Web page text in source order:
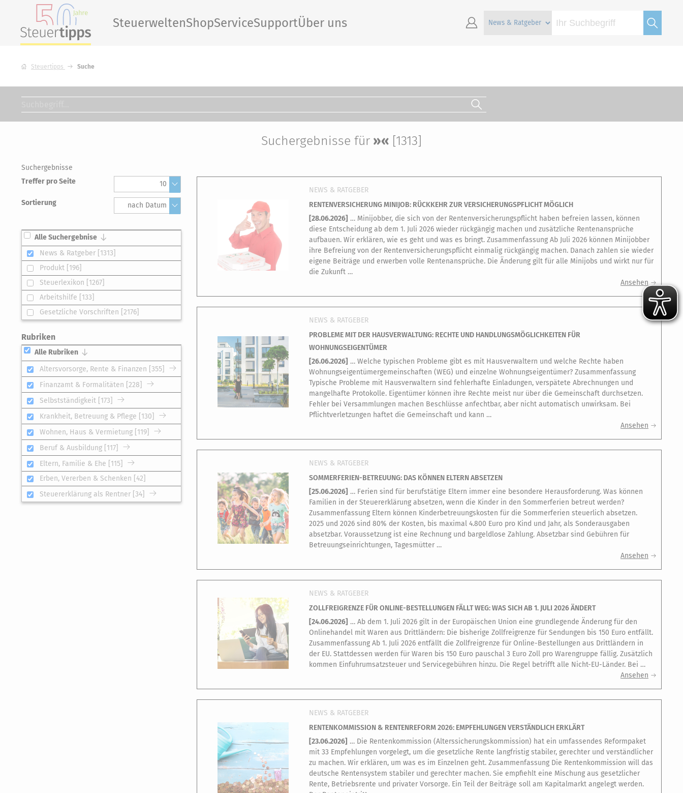
SteuerweltenShopServiceSupportÜber uns
Steuertipps Suche
Suchergebnisse für »« [1313]
Suchergebnisse
Treffer pro Seite
10
Sortierung nach Datum
Alle Suchergebnise
News & Ratgeber [1313]
Produkt [196]
Steuerlexikon [1267]
Arbeitshilfe [133]
Gesetzliche Vorschriften [2176]
Rubriken
Alle Rubriken
Altersvorsorge, Rente & Finanzen [355]
Finanzamt & Formalitäten [228]
Selbstständigkeit [173]
Krankheit, Betreuung & Pflege [130]
Wohnen, Haus & Vermietung [119]
Beruf & Ausbildung [117]
Eltern, Familie & Ehe [115]
Erben, Vererben & Schenken [42]
Steuererklärung als Rentner [34]
NEWS & RATGEBER
RENTENVERSICHERUNG MINIJOB: RÜCKKEHR ZUR VERSICHERUNGSPFLICHT MÖGLICH
[28.06.2026] … Minijobber, die sich von der Rentenversicherungspflicht haben befreien lassen, können
diese Entscheidung ab dem 1. Juli 2026 wieder rückgängig machen und zusätzliche Rentenansprüche
aufbauen. Wir erklären, wie es geht und was es bringt. Zusammenfassung Ab Juli 2026 können Minijobber
ihre Befreiung von der Rentenversicherungspflicht einmalig rückgängig machen. Danach zahlen sie wieder
eigene Beiträge und erwerben volle Rentenansprüche. Die Änderung gilt für alle Minijobs und wirkt nur für
die Zukunft …
Ansehen
NEWS & RATGEBER
PROBLEME MIT DER HAUSVERWALTUNG: RECHTE UND HANDLUNGSMÖGLICHKEITEN FÜR
WOHNUNGSEIGENTÜMER
[26.06.2026] … Welche typischen Probleme gibt es mit Hausverwaltern und welche Rechte haben
Wohnungseigentümergemeinschaften (WEG) und einzelne Wohnungseigentümer? Zusammenfassung
Typische Probleme mit Hausverwaltern sind fehlerhafte Einladungen, verspätete Abrechnungen und
mangelhafte Protokolle. Eigentümer können ihre Rechte meist nur über die Gemeinschaft durchsetzen.
Fehler bei Versammlungen machen Beschlüsse anfechtbar, aber nicht automatisch unwirksam. Bei
Pflichtverletzungen haftet die Gemeinschaft und kann …
Ansehen
NEWS & RATGEBER
SOMMERFERIEN-BETREUUNG: DAS KÖNNEN ELTERN ABSETZEN
[25.06.2026] … Ferien sind für berufstätige Eltern immer eine besondere Herausforderung. Was können
Familien in der Steuererklärung absetzen, wenn die Kinder in den Sommerferien betreut werden?
Zusammenfassung Eltern können Kinderbetreuungskosten für die Sommerferien steuerlich absetzen.
2025 und 2026 sind 80% der Kosten, bis maximal 4.800 Euro pro Kind und Jahr, als Sonderausgaben
absetzbar. Voraussetzung ist eine Rechnung und bargeldlose Zahlung. Absetzbar sind Gebühren für
Betreuungseinrichtungen, Tagesmütter …
Ansehen
NEWS & RATGEBER
ZOLLFREIGRENZE FÜR ONLINE-BESTELLUNGEN FÄLLT WEG: WAS SICH AB 1. JULI 2026 ÄNDERT
[24.06.2026] … Ab dem 1. Juli 2026 gilt in der Europäischen Union eine grundlegende Änderung für den
Onlinehandel mit Waren aus Drittländern: Die bisherige Zollfreigrenze für Sendungen bis 150 Euro entfällt.
Zusammenfassung Ab 1. Juli 2026 entfällt die Zollfreigrenze für Online-Bestellungen aus Drittländern in
der EU. Stattdessen werden für Waren bis 150 Euro pauschal 3 Euro Zoll pro Warengruppe fällig. Zusätzlich
kommen Einfuhrumsatzsteuer und Servicegebühren hinzu. Die Regel betrifft alle Nicht-EU-Länder. Bei …
Ansehen
NEWS & RATGEBER
RENTENKOMMISSION & RENTENREFORM 2026: EMPFEHLUNGEN VERSTÄNDLICH ERKLÄRT
[23.06.2026] … Die Rentenkommission (Alterssicherungskommission) hat ein umfassendes Reformpaket
mit 33 Empfehlungen vorgelegt, um die gesetzliche Rente langfristig stabiler, gerechter und verständlicher
zu machen. Wir erklären, um was es im Einzelnen geht. Zusammenfassung Die Rentenkommission will das
deutsche Rentensystem stabiler und gerechter machen. Sie empfiehlt eine Mischung aus gesetzlicher
Rente, Betriebsrente und privater Vorsorge. Ein Teil der Beiträge soll am Kapitalmarkt angelegt werden.